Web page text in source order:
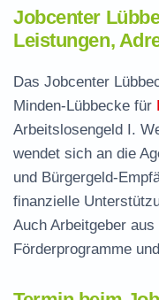
Jobcenter
Leistungen,
Das Jobcenter
Minden-Lübbecke für
Arbeitslosengeld I.
wendet sich an die
und Bürgergeld-
finanzielle
Auch Arbeitgeber
Förderprogramme